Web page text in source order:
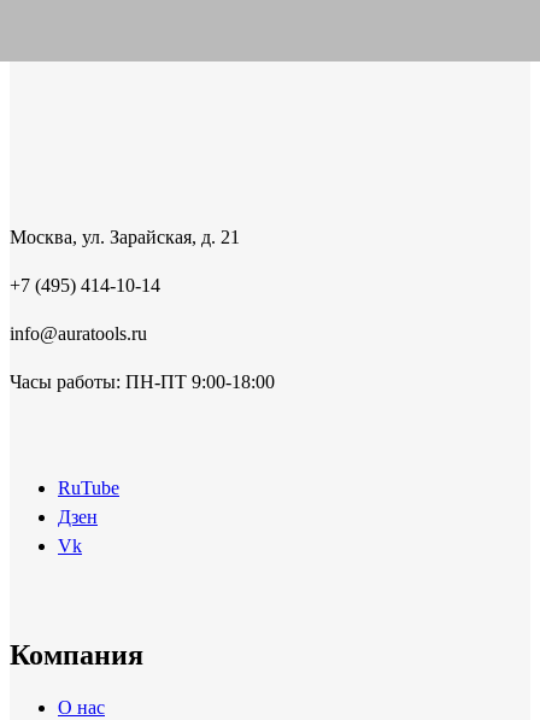
Москва, ул. Зарайская, д. 21
+7 (495) 414-10-14
info@auratools.ru
Часы работы: ПН-ПТ 9:00-18:00
RuTube
Дзен
Vk
Компания
О нас